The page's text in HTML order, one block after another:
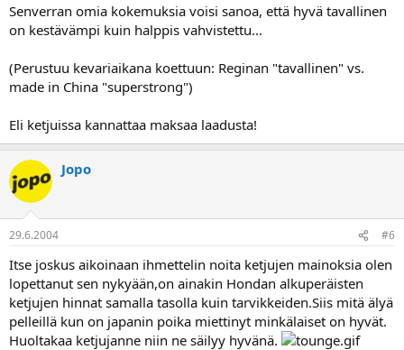
Senverran omia kokemuksia voisi sanoa, että hyvä tavallinen
on kestävämpi kuin halppis vahvistettu...
(Perustuu kevariaikana koettuun: Reginan "tavallinen" vs.
made in China "superstrong")
Eli ketjuissa kannattaa maksaa laadusta!
Jopo
29.6.2004 #6
Itse joskus aikoinaan ihmettelin noita ketjujen mainoksia olen
lopettanut sen nykyään,on ainakin Hondan alkuperäisten
ketjujen hinnat samalla tasolla kuin tarvikkeiden.Siis mitä älyä
pelleillä kun on japanin poika miettinyt minkälaiset on hyvät.
Huoltakaa ketjujanne niin ne säilyy hyvänä.